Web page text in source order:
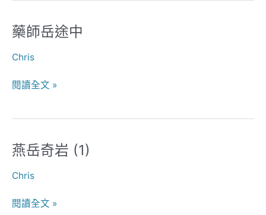
藥師岳途中
Chris
藥
岳
中
閱讀全文 »
燕岳奇岩 (1)
Chris
燕
奇
(1)
閱讀全文 »